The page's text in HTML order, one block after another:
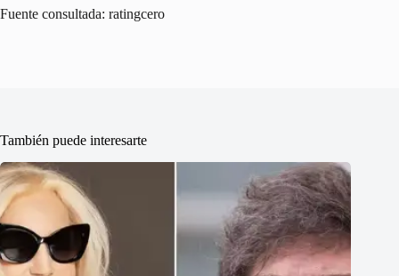
Fuente consultada: ratingcero
También puede interesarte